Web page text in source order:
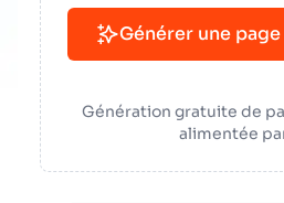
Générer une
Génération gratuite de
alimentée